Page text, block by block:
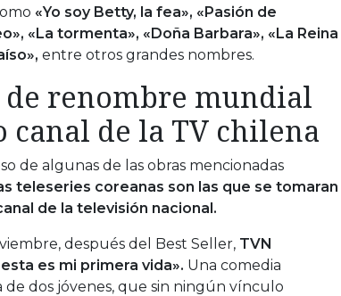
«Yo soy Betty, la fea», «Pasión de
«La tormenta», «Doña Barbara», «La Reina
entre otros grandes nombres.
de renombre mundial
canal de la TV chilena
de algunas de las obras mencionadas
teleseries coreanas son las que se tomaran
de la televisión nacional.
después del Best Seller, TVN
es mi primera vida». Una comedia
dos jóvenes, que sin ningún vínculo